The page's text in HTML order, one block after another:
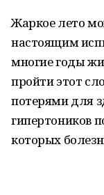
Жаркое лето
настоящим
многие годы
пройти этот
потерями для
гипертоников
которых